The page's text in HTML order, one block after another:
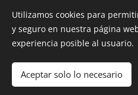
Añadir
Utilizamos cookies para
y seguro en nuestra página
experiencia posible al usuario.
Aceptar solo lo necesario